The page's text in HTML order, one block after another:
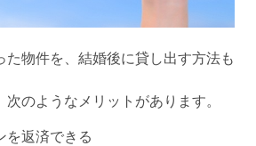
た物件を、結婚後に貸し出す方法も
のようなメリットがあります。
を返済できる